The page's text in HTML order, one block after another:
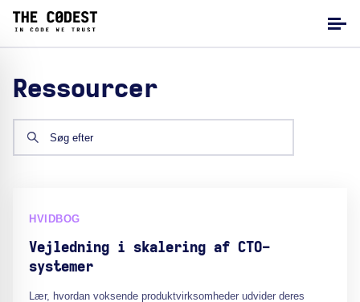
Ressourcer
HVIDBOG
Vejledning i skalering af CTO-
systemer
Lær, hvordan voksende produktvirksomheder udvider deres